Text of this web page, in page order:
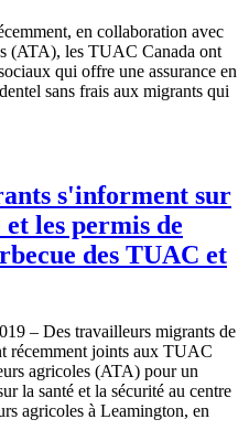
en collaboration avec
(ATA), les TUAC Canada ont
qui offre une assurance en
sans frais aux migrants qui
s'informent sur
les permis de
des TUAC et
– Des travailleurs migrants de
récemment joints aux TUAC
agricoles (ATA) pour un
la santé et la sécurité au centre
agricoles à Leamington, en